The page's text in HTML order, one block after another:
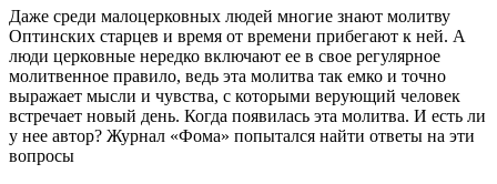
Даже среди малоцерковных людей многие знают молитву
Оптинских старцев и время от времени прибегают к ней. А
люди церковные нередко включают ее в свое регулярное
молитвенное правило, ведь эта молитва так емко и точно
выражает мысли и чувства, с которыми верующий человек
встречает новый день. Когда появилась эта молитва. И есть ли
у нее автор? Журнал «Фома» попытался найти ответы на эти
вопросы